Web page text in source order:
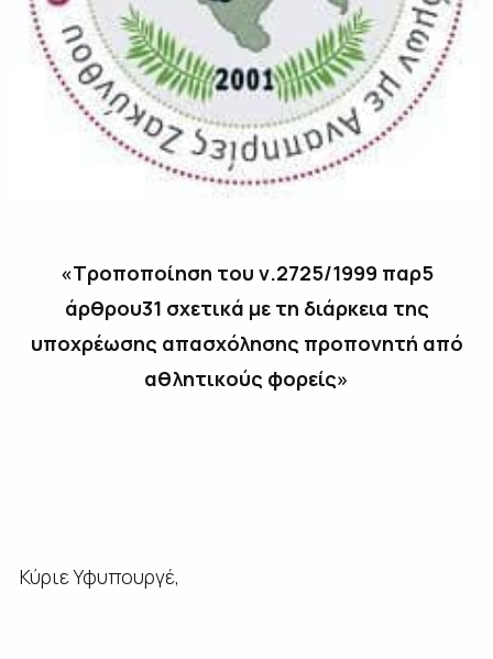
«Τροποποίηση του ν.2725/1999 παρ5
άρθρου31 σχετικά με τη διάρκεια της
υποχρέωσης απασχόλησης προπονητή από
αθλητικούς φορείς»
Κύριε Υφυπουργέ,